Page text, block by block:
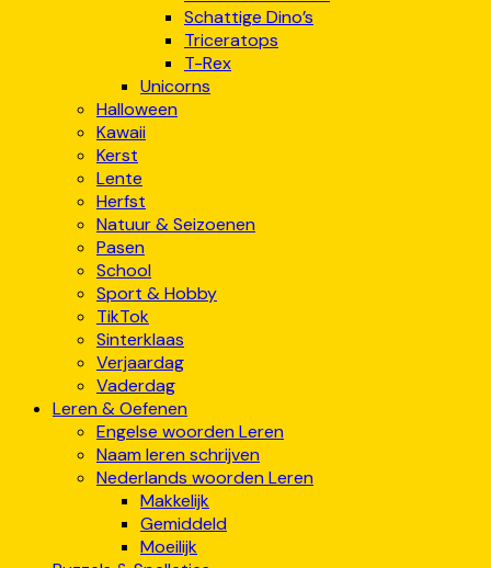
Schattige Dino’s
Triceratops
T-Rex
Unicorns
Halloween
Kawaii
Kerst
Lente
Herfst
Natuur & Seizoenen
Pasen
School
Sport & Hobby
TikTok
Sinterklaas
Verjaardag
Vaderdag
Leren & Oefenen
Engelse woorden Leren
Naam leren schrijven
Nederlands woorden Leren
Makkelijk
Gemiddeld
Moeilijk